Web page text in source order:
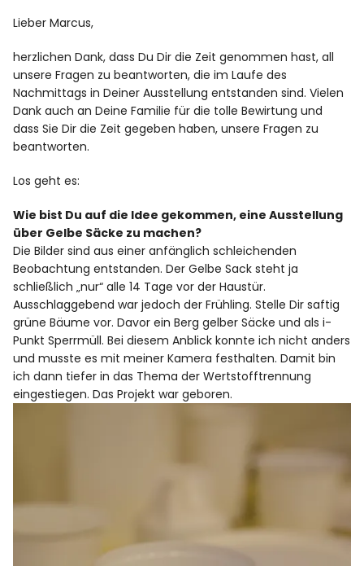
Lieber Marcus,
herzlichen Dank, dass Du Dir die Zeit genommen hast, all
unsere Fragen zu beantworten, die im Laufe des
Nachmittags in Deiner Ausstellung entstanden sind. Vielen
Dank auch an Deine Familie für die tolle Bewirtung und
dass Sie Dir die Zeit gegeben haben, unsere Fragen zu
beantworten.
Los geht es:
Wie bist Du auf die Idee gekommen, eine Ausstellung
über Gelbe Säcke zu machen?
Die Bilder sind aus einer anfänglich schleichenden
Beobachtung entstanden. Der Gelbe Sack steht ja
schließlich „nur“ alle 14 Tage vor der Haustür.
Ausschlaggebend war jedoch der Frühling. Stelle Dir saftig
grüne Bäume vor. Davor ein Berg gelber Säcke und als i-
Punkt Sperrmüll. Bei diesem Anblick konnte ich nicht anders
und musste es mit meiner Kamera festhalten. Damit bin
ich dann tiefer in das Thema der Wertstofftrennung
eingestiegen. Das Projekt war geboren.